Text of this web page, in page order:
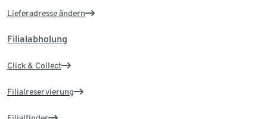
Lieferadresse ändern
Filialabholung
Click & Collect
Filialreservierung